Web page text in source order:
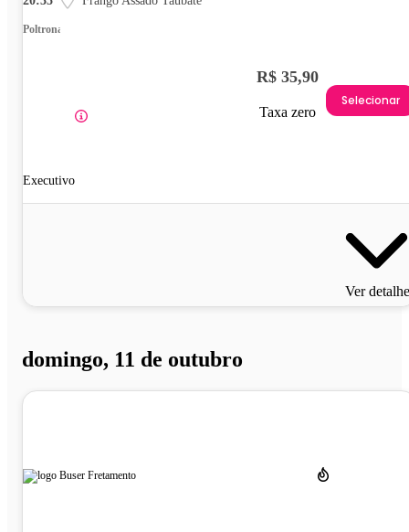
Poltrona
Executivo
R$ 35,90
Taxa zero
Selecionar
Ver
domingo, 11 de outubro